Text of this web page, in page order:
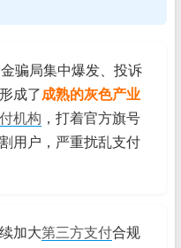
骗局集中爆发、投诉
成了成熟的灰色产业
机构 ，打着官方旗号
用户，严重扰乱支付
加大第三方支付合规